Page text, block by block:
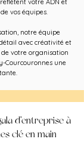
votre ADN et
vos équipes.
notre équipe
avec créativité et
votre organisation
Courcouronnes une
d’entreprise à
clé en main